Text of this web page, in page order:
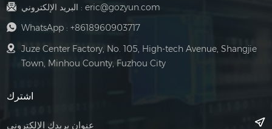
البريد الإلكتروني : eric@gozyun.com
WhatsApp : +8618960903717
Juze Center Factory, No. 105, High-tech Avenue, Shangjie
Town, Minhou County, Fuzhou City
اشترك